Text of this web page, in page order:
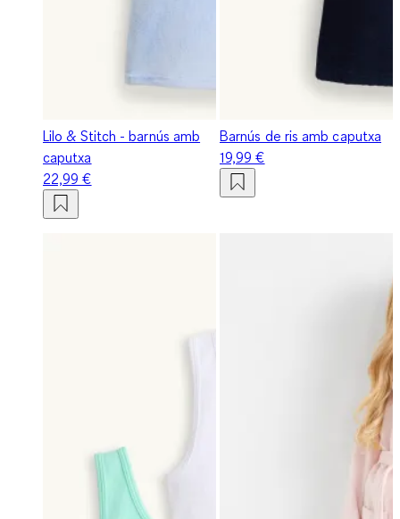
Lilo & Stitch - barnús amb
caputxa
22,99 €
Barnús de ris amb caputxa
19,99 €